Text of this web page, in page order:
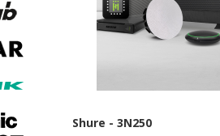
Shure - 3N250